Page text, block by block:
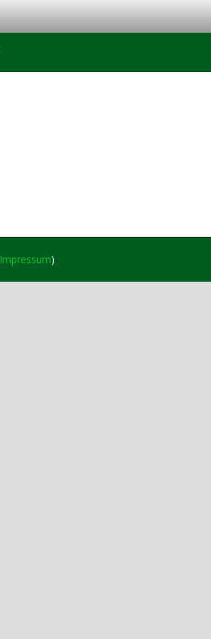
Impressum)